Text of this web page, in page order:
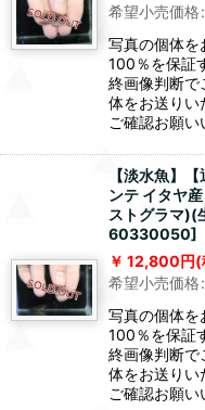
希望小売価格:
写真の個体を
100％を保証
終画像判断で
体をお送りい
ご確認お願
【淡水魚】
ンテ イタヤ
ストグラマ)(
60330050]
12,800円(
希望小売価格:
写真の個体を
100％を保証
終画像判断で
体をお送りい
ご確認お願